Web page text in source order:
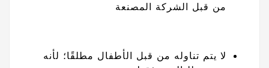
من قبل الشركة المصنعة
لا يتم تناوله من قبل الأطفال مطلقًا؛ لأنه